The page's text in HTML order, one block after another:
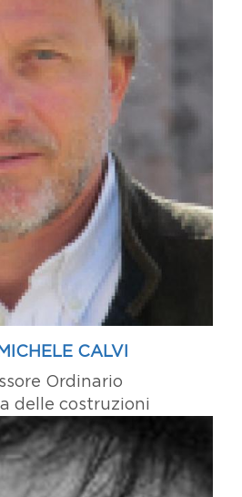
CALVI
Ordinario
delle costruzioni